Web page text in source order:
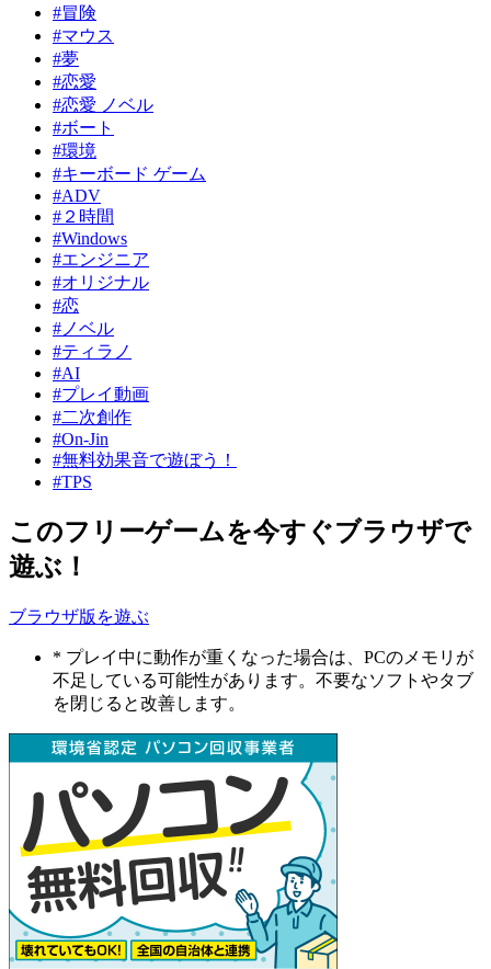
#冒険
#マウス
#夢
#恋愛
#恋愛 ノベル
#ボート
#環境
#キーボード ゲーム
#ADV
#２時間
#Windows
#エンジニア
#オリジナル
#恋
#ノベル
#ティラノ
#AI
#プレイ動画
#二次創作
#On-Jin
#無料効果音で遊ぼう！
#TPS
このフリーゲームを今すぐブラウザで
遊ぶ！
ブラウザ版を遊ぶ
* プレイ中に動作が重くなった場合は、PCのメモリが
不足している可能性があります。不要なソフトやタブ
を閉じると改善します。